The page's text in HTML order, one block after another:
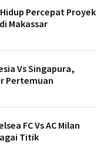
Percepat Proyek
Makassar
Vs Singapura,
Pertemuan
FC Vs AC Milan
Titik